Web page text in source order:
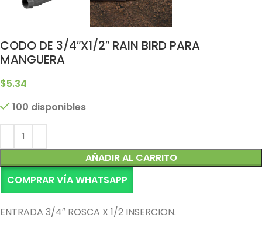
CODO DE 3/4″X1/2″ RAIN BIRD PARA
MANGUERA
$5.34
100 disponibles
AÑADIR AL CARRITO
COMPRAR VÍA WHATSAPP
Alternative:
ENTRADA 3/4″ ROSCA X 1/2 INSERCION.